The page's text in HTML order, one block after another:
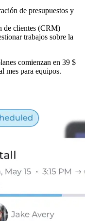
de presupuestos y
de clientes (CRM)
trabajos sobre la
comienzan en 39 $
mes para equipos.